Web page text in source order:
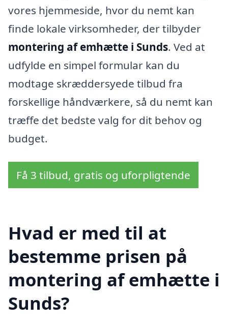
vores hjemmeside, hvor du nemt kan
finde lokale virksomheder, der tilbyder
montering af emhætte i Sunds. Ved at
udfylde en simpel formular kan du
modtage skræddersyede tilbud fra
forskellige håndværkere, så du nemt kan
træffe det bedste valg for dit behov og
budget.
Få 3 tilbud, gratis og uforpligtende
Hvad er med til at
bestemme prisen på
montering af emhætte i
Sunds?